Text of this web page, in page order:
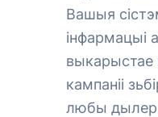
Вашыя
інфармацыі
выкарыстае
кампаніі
любы дылер